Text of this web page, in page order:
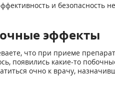
и безопасность не
эффекты
что при приеме
появились какие-то
очно к врачу,